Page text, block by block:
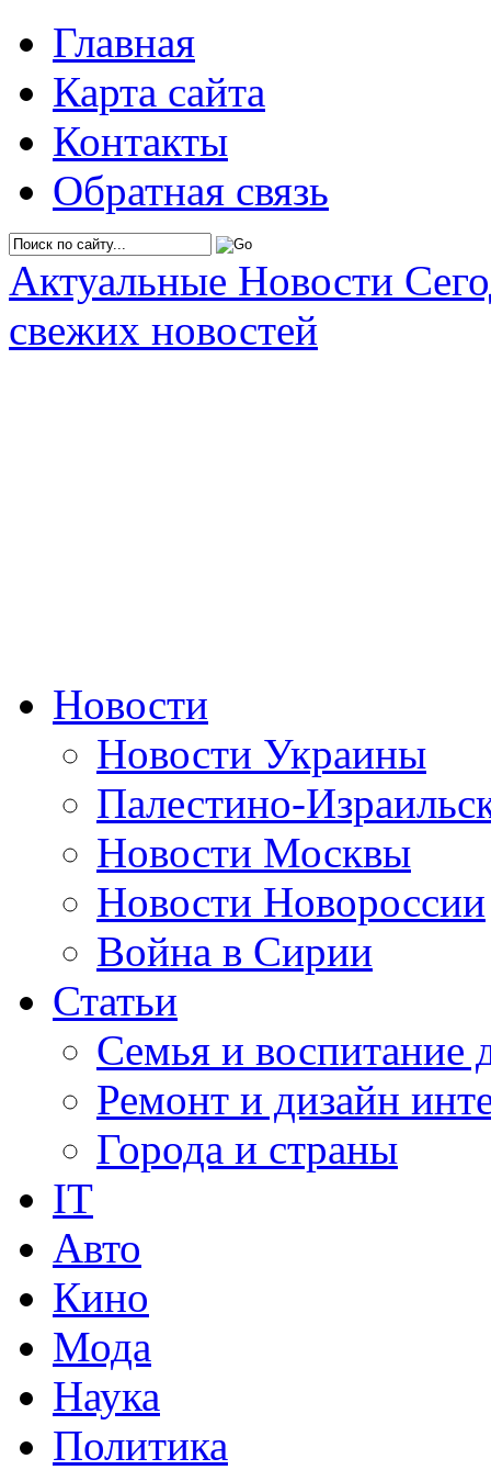
Главная
Карта сайта
Контакты
Обратная связь
Актуальные Новости
свежих новостей
Новости
Новости Украины
Палестино-
Новости Москвы
Новости Новороссии
Война в Сирии
Статьи
Семья и воспитание
Ремонт и дизайн
Города и страны
IT
Авто
Кино
Мода
Наука
Политика